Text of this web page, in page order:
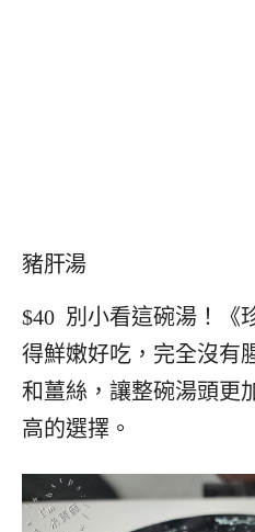
豬肝湯
$40 別小看這碗湯！《
得鮮嫩好吃，完全沒有
和薑絲，讓整碗湯頭更
高的選擇。